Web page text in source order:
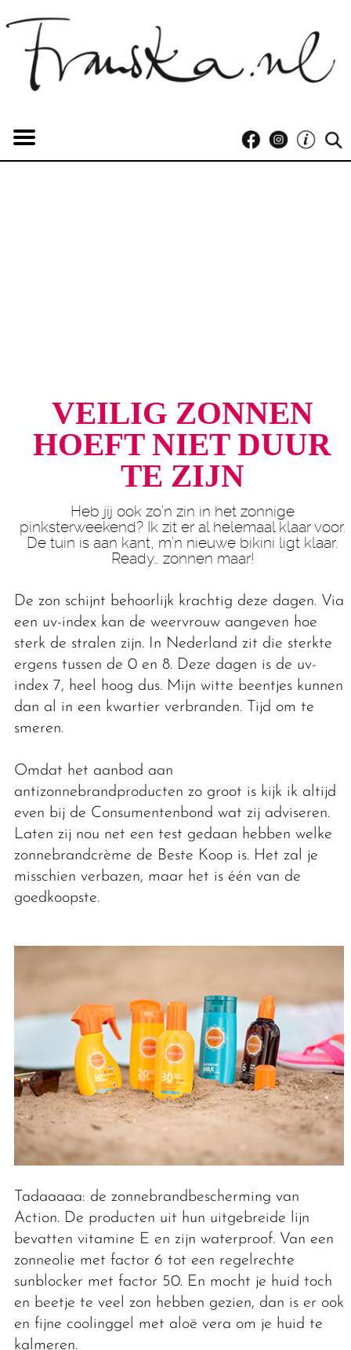
VEILIG ZONNEN
HOEFT NIET DUUR
TE ZIJN
Heb jij ook zo’n zin in het zonnige
pinksterweekend? Ik zit er al helemaal klaar voor.
De tuin is aan kant, m’n nieuwe bikini ligt klaar.
Ready… zonnen maar!
De zon schijnt behoorlijk krachtig deze dagen. Via
een uv-index kan de weervrouw aangeven hoe
sterk de stralen zijn. In Nederland zit die sterkte
ergens tussen de 0 en 8. Deze dagen is de uv-
index 7, heel hoog dus. Mijn witte beentjes kunnen
dan al in een kwartier verbranden. Tijd om te
smeren.
Omdat het aanbod aan
antizonnebrandproducten zo groot is kijk ik altijd
even bij de Consumentenbond wat zij adviseren.
Laten zij nou net een test gedaan hebben welke
zonnebrandcrème de Beste Koop is. Het zal je
misschien verbazen, maar het is één van de
goedkoopste.
Tadaaaaa: de zonnebrandbescherming van
Action. De producten uit hun uitgebreide lijn
bevatten vitamine E en zijn waterproof. Van een
zonneolie met factor 6 tot een regelrechte
sunblocker met factor 50. En mocht je huid toch
en beetje te veel zon hebben gezien, dan is er ook
en fijne coolinggel met aloë vera om je huid te
kalmeren.